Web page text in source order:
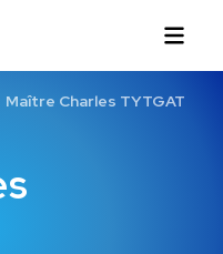
Maître Charles TYTGAT